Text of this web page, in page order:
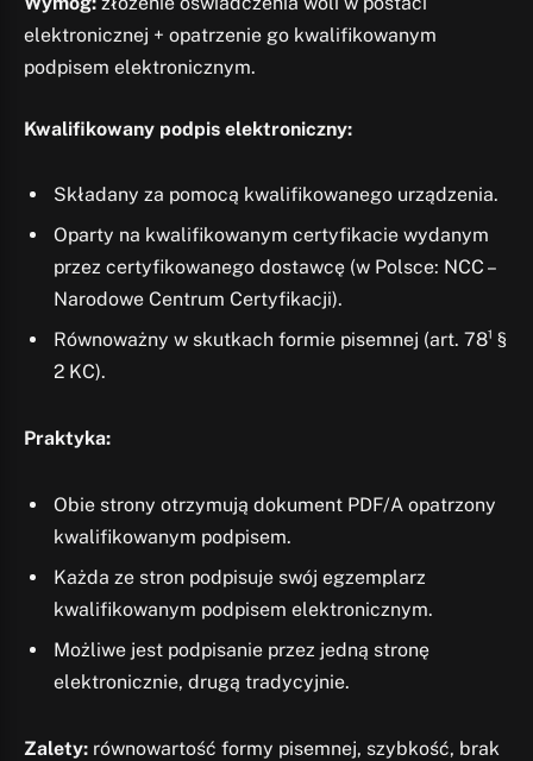
elektronicznej + opatrzenie go kwalifikowanym
podpisem elektronicznym.
Kwalifikowany podpis elektroniczny:
Składany za pomocą kwalifikowanego urządzenia.
Oparty na kwalifikowanym certyfikacie wydanym
przez certyfikowanego dostawcę (w Polsce: NCC –
Narodowe Centrum Certyfikacji).
Równoważny w skutkach formie pisemnej (art. 78¹ §
2 KC).
Praktyka:
Obie strony otrzymują dokument PDF/A opatrzony
kwalifikowanym podpisem.
Każda ze stron podpisuje swój egzemplarz
kwalifikowanym podpisem elektronicznym.
Możliwe jest podpisanie przez jedną stronę
elektronicznie, drugą tradycyjnie.
Zalety: równowartość formy pisemnej, szybkość, brak